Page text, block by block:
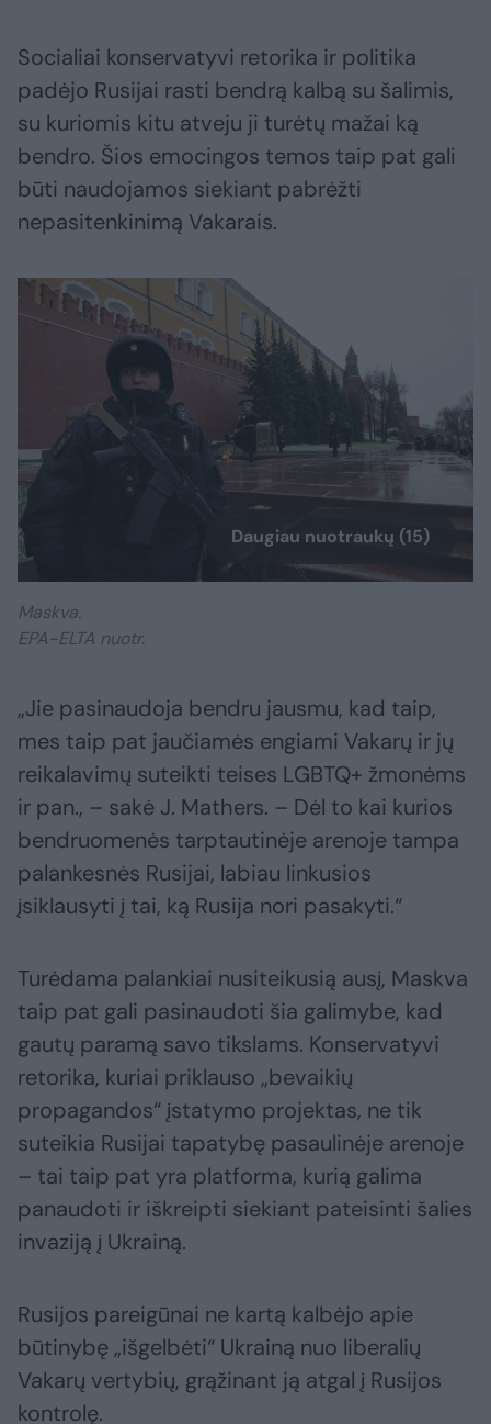
Socialiai konservatyvi retorika ir politika
padėjo Rusijai rasti bendrą kalbą su šalimis,
su kuriomis kitu atveju ji turėtų mažai ką
bendro. Šios emocingos temos taip pat gali
būti naudojamos siekiant pabrėžti
nepasitenkinimą Vakarais.
Daugiau nuotraukų (15)
Maskva.
EPA-ELTA nuotr.
„Jie pasinaudoja bendru jausmu, kad taip,
mes taip pat jaučiamės engiami Vakarų ir jų
reikalavimų suteikti teises LGBTQ+ žmonėms
ir pan., – sakė J. Mathers. – Dėl to kai kurios
bendruomenės tarptautinėje arenoje tampa
palankesnės Rusijai, labiau linkusios
įsiklausyti į tai, ką Rusija nori pasakyti.“
Turėdama palankiai nusiteikusią ausį, Maskva
taip pat gali pasinaudoti šia galimybe, kad
gautų paramą savo tikslams. Konservatyvi
retorika, kuriai priklauso „bevaikių
propagandos“ įstatymo projektas, ne tik
suteikia Rusijai tapatybę pasaulinėje arenoje
– tai taip pat yra platforma, kurią galima
panaudoti ir iškreipti siekiant pateisinti šalies
invaziją į Ukrainą.
Rusijos pareigūnai ne kartą kalbėjo apie
būtinybę „išgelbėti“ Ukrainą nuo liberalių
Vakarų vertybių, grąžinant ją atgal į Rusijos
kontrolę.